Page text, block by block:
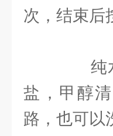
次，结束后
纯水
盐，甲醇
路，也可以